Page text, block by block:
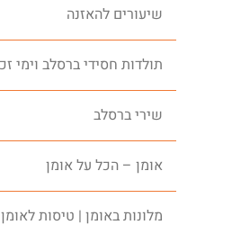
שיעורים להאזנה
תולדות חסידי ברסלב וימי
שירי ברסלב
אומן – הכל על אומן
מלונות באומן | טיסות